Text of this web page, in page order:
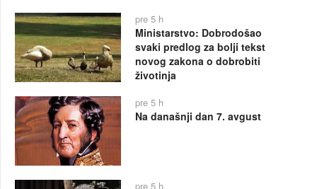
pre 5 h
Ministarstvo: Dobrodošao
svaki predlog za bolji tekst
novog zakona o dobrobiti
životinja
pre 5 h
Na današnji dan 7. avgust
pre 5 h